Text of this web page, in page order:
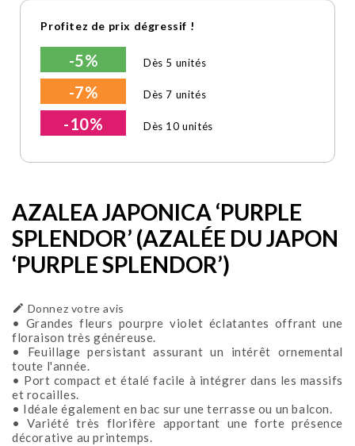
Profitez de prix dégressif !
-5% Dès 5 unités
-7% Dès 7 unités
-10% Dès 10 unités
AZALEA JAPONICA ‘PURPLE
SPLENDOR’ (AZALÉE DU JAPON
‘PURPLE SPLENDOR’)
 Donnez votre avis
• Grandes fleurs pourpre violet éclatantes offrant une
floraison très généreuse.
• Feuillage persistant assurant un intérêt ornemental
toute l'année.
• Port compact et étalé facile à intégrer dans les massifs
et rocailles.
• Idéale également en bac sur une terrasse ou un balcon.
• Variété très florifère apportant une forte présence
décorative au printemps.